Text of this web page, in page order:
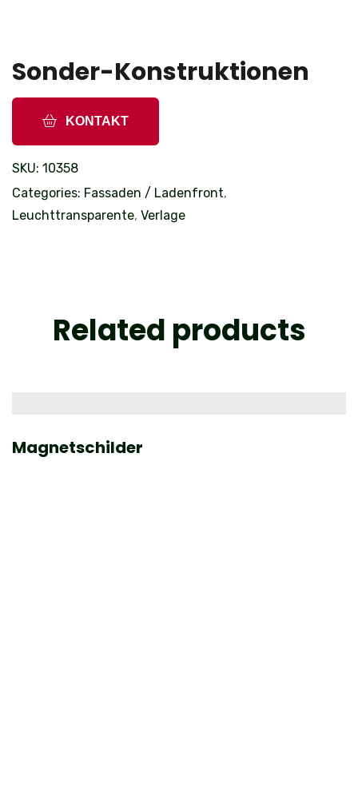
Sonder-Konstruktionen
KONTAKT
SKU: 10358
Categories: Fassaden / Ladenfront,
Leuchttransparente, Verlage
Related products
Magnetschilder